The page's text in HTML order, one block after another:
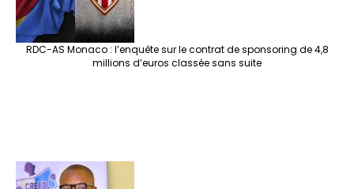
RDC-AS Monaco : l’enquête sur le contrat de sponsoring de 4,8
millions d’euros classée sans suite